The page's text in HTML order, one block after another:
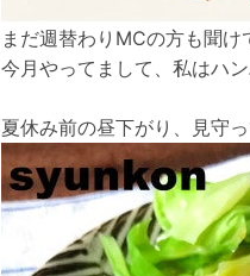
まだ週替わりMCの方も聞
今月やってまして、私はハ
夏休み前の昼下がり、見守